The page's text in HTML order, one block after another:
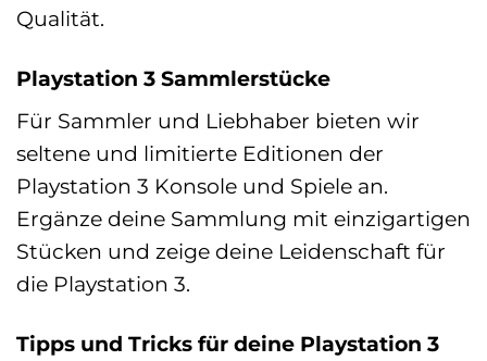
Qualität.
Playstation 3 Sammlerstücke
Für Sammler und Liebhaber bieten wir
seltene und limitierte Editionen der
Playstation 3 Konsole und Spiele an.
Ergänze deine Sammlung mit einzigartigen
Stücken und zeige deine Leidenschaft für
die Playstation 3.
Tipps und Tricks für deine Playstation 3